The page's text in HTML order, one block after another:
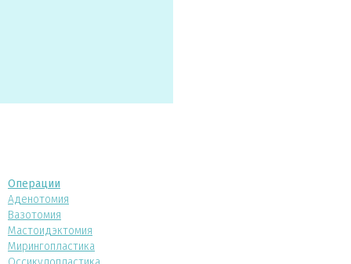
Операции
Аденотомия
Вазотомия
Мастоидэктомия
Мирингопластика